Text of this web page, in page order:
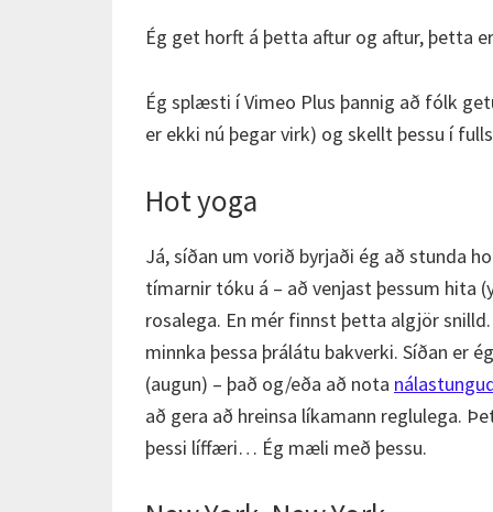
Ég get horft á þetta aftur og aftur, þetta
Ég splæsti í Vimeo Plus þannig að fólk
er ekki nú þegar virk) og skellt þessu í
Hot yoga
Já, síðan um vorið byrjaði ég að stunda
tímarnir tóku á – að venjast þessum hita
rosalega. En mér finnst þetta algjör
minnka þessa þrálátu bakverki. Síðan er
(augun) – það og/eða að nota
að gera að hreinsa líkamann reglulega.
þessi líffæri… Ég mæli með þessu.